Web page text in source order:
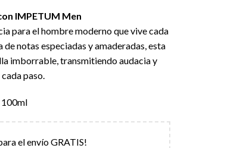
IMPETUM Men
para el hombre moderno que vive cada
notas especiadas y amaderadas, esta
imborrable, transmitiendo audacia y
paso.
el envío GRATIS!